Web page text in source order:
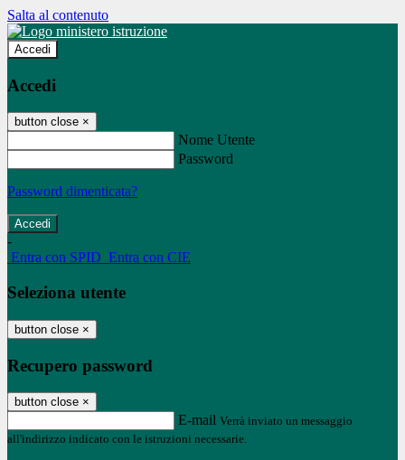
Salta al contenuto
Accedi
Accedi
button close ×
Nome Utente
Password
Password dimenticata?
-
Entra con SPID Entra con CIE
Seleziona utente
button close ×
Recupero password
button close ×
E-mail Verrà inviato un messaggio
all'indirizzo indicato con le istruzioni necessarie.